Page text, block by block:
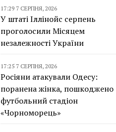
17:29 7 СЕРПНЯ, 2026
У штаті Іллінойс серпень
проголосили Місяцем
незалежності України
17:25 7 СЕРПНЯ, 2026
Росіяни атакували Одесу:
поранена жінка, пошкоджено
футбольний стадіон
«Чорноморець»